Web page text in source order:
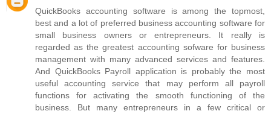
QuickBooks accounting software is among the topmost,
best and a lot of preferred business accounting software for
small business owners or entrepreneurs. It really is
regarded as the greatest accounting sofware for business
management with many advanced services and features.
And QuickBooks Payroll application is probably the most
useful accounting service that may perform all payroll
functions for activating the smooth functioning of the
business. But many entrepreneurs in a few critical or